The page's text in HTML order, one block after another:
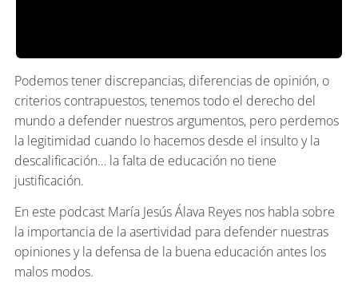
Podemos tener discrepancias, diferencias de opinión, o
criterios contrapuestos, tenemos todo el derecho del
mundo a defender nuestros argumentos, pero perdemos
la legitimidad cuando lo hacemos desde el insulto y la
descalificación… la falta de educación no tiene
justificación.
En este podcast María Jesús Álava Reyes nos habla sobre
la importancia de la asertividad para defender nuestras
opiniones y la defensa de la buena educación antes los
malos modos.